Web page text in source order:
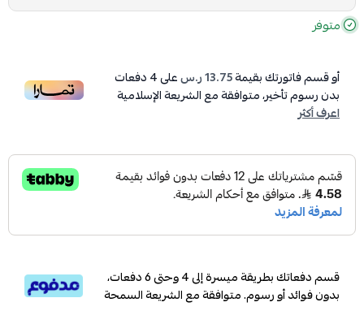
متوفر
أو قسم فاتورتك بقيمة13.75 ر.س على4دفعات
بدون رسوم تأخير، متوافقة مع الشريعة الإسلامية
اعرف أكثر
قسم دفعاتك بطريقة ميسرة إلى 4 وحتى 6 دفعات،
بدون فوائد أو رسوم. متوافقة مع الشريعة السمحة